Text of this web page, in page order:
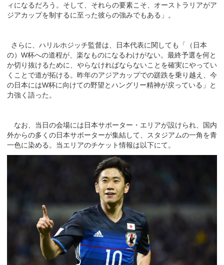
ィになるだろう。そして、それらの要素こそ、オーストラリアがア
ジアカップを制するに至った彼らの強みでもある」。
さらに、ハリルホジッチ監督は、日本代表に関しても「（日本
の）W杯への道程が、楽なものになるわけがない。最終予選を何と
か切り抜けるために、やらなければならないことを確実にやってい
くことで道が拓ける。昨年のアジアカップでの蹉跌を乗り越え、今
の日本にはW杯に向けての野望とハングリー精神が戻っている」と
力強く語った。
なお、当日の会場には日本サポーター・エリアが設けられ、国内
外からの多くの日本サポーターが集結して、スタジアムの一角を青
一色に染める。当エリアのチケット情報は以下にて。